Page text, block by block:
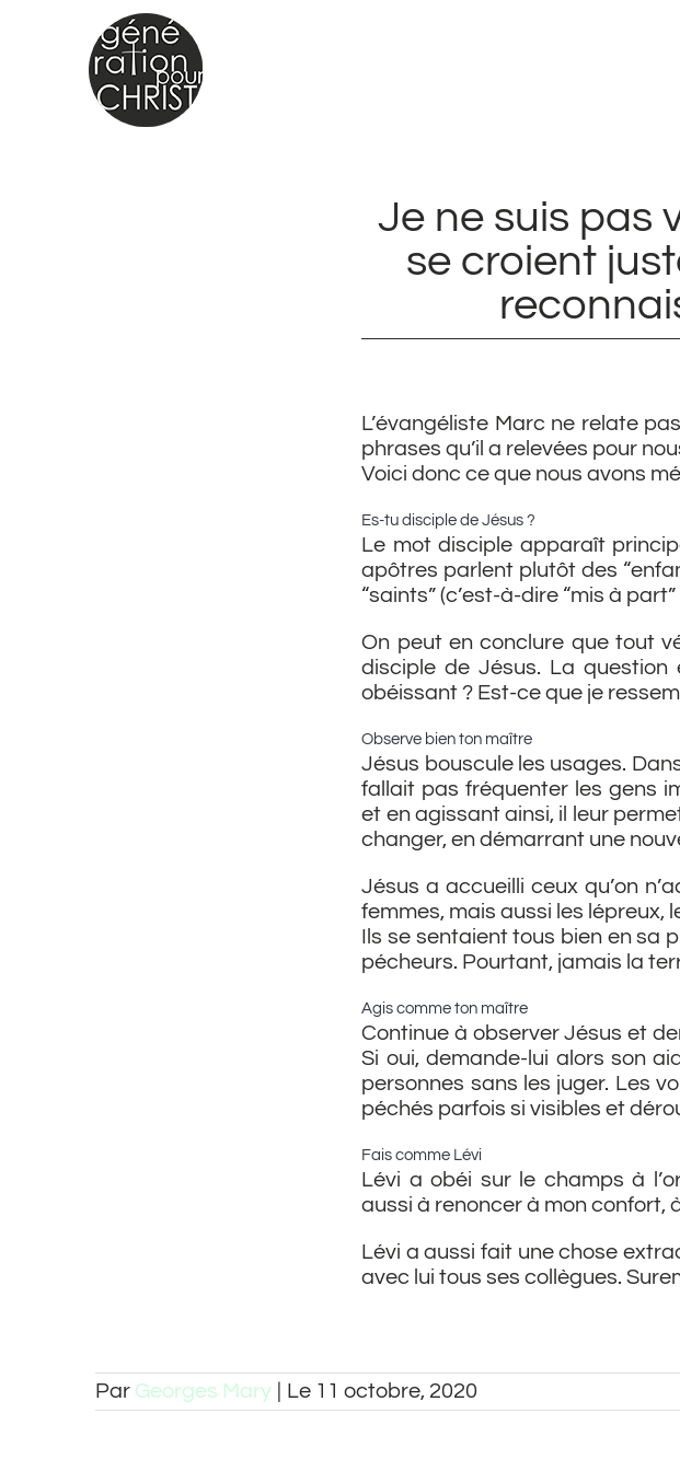
Je ne suis pas
se croient
L’évangéliste Marc ne relate
phrases qu’il a relevées pour
Voici donc ce que nous avons
Es-tu disciple de Jésus ?
Le mot disciple apparaît
apôtres parlent plutôt des
“saints” (c’est-à-dire “mis à
On peut en conclure que tout
disciple de Jésus. La
obéissant ? Est-ce que je
Observe bien ton maître
Jésus bouscule les usages.
fallait pas fréquenter les gens
et en agissant ainsi, il leur
changer, en démarrant une
Jésus a accueilli ceux qu’on
femmes, mais aussi les lépreux,
Ils se sentaient tous bien en sa
pécheurs. Pourtant, jamais la
Agis comme ton maître
Continue à observer Jésus et
Si oui, demande-lui alors son
personnes sans les juger. Les
péchés parfois si visibles et
Fais comme Lévi
Lévi a obéi sur le champs à
aussi à renoncer à mon confort,
Lévi a aussi fait une chose
avec lui tous ses collègues.
Par Georges Mary Le 11 octobre, 2020